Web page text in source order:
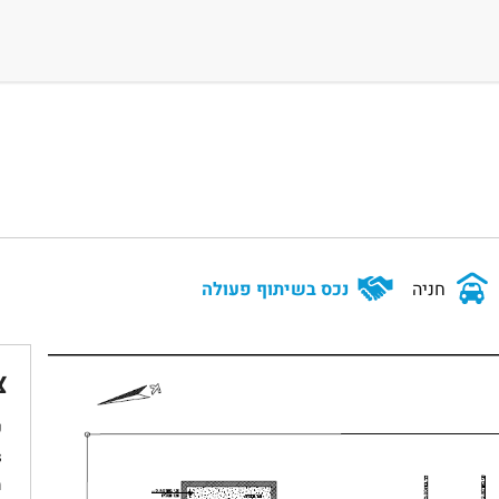
חניה נכס בשיתוף פעולה